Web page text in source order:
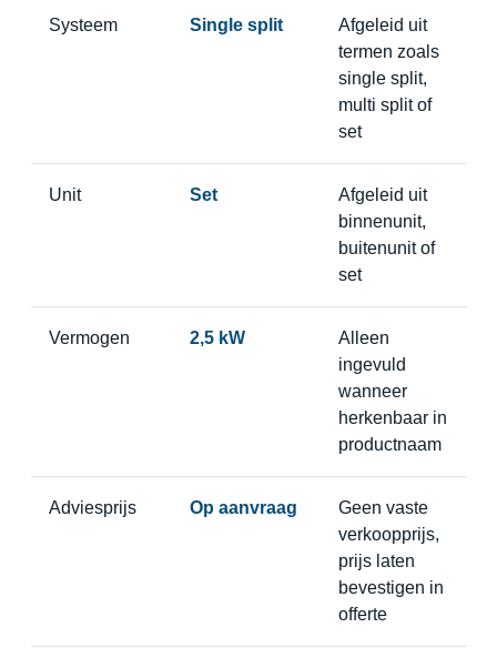
Systeem Single split
Afgeleid uit
termen zoals
single split,
multi split of
set
Unit Set
Afgeleid uit
binnenunit,
buitenunit of
set
Vermogen 2,5 kW
Alleen
ingevuld
wanneer
herkenbaar in
productnaam
Adviesprijs Op aanvraag
Geen vaste
verkoopprijs,
prijs laten
bevestigen in
offerte